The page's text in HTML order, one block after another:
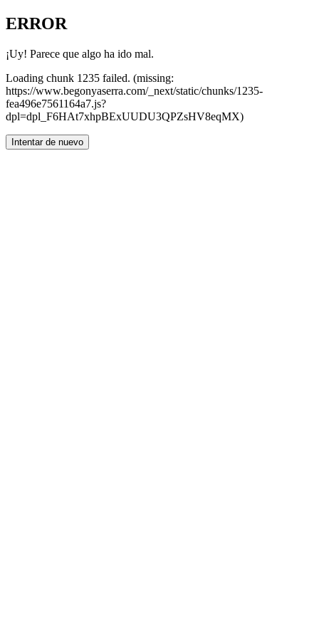
ERROR
¡Uy! Parece que algo ha ido mal.
Loading chunk 1235 failed. (missing:
https://www.begonyaserra.com/_next/static/chunks/1235-
fea496e7561164a7.js?
dpl=dpl_F6HAt7xhpBExUUDU3QPZsHV8eqMX)
Intentar de nuevo